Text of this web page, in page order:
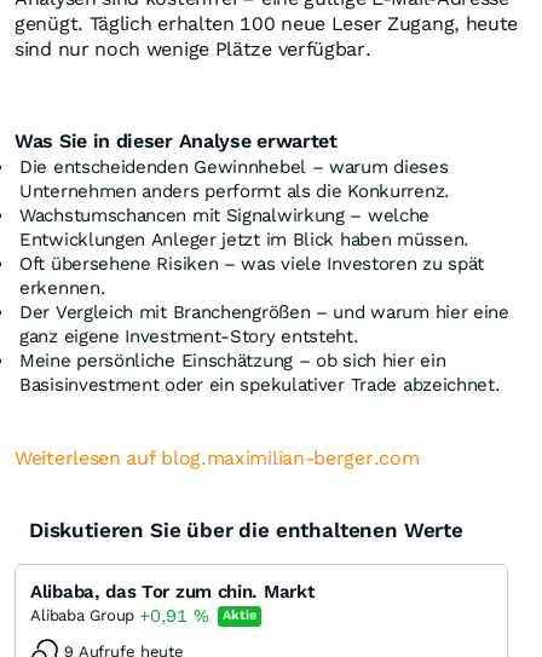
genügt. Täglich erhalten 100 neue Leser Zugang, heute
sind nur noch wenige Plätze verfügbar.
Was Sie in dieser Analyse erwartet
Die entscheidenden Gewinnhebel – warum dieses
Unternehmen anders performt als die Konkurrenz.
Wachstumschancen mit Signalwirkung – welche
Entwicklungen Anleger jetzt im Blick haben müssen.
Oft übersehene Risiken – was viele Investoren zu spät
erkennen.
Der Vergleich mit Branchengrößen – und warum hier eine
ganz eigene Investment-Story entsteht.
Meine persönliche Einschätzung – ob sich hier ein
Basisinvestment oder ein spekulativer Trade abzeichnet.
Weiterlesen auf blog.maximilian-berger.com
Diskutieren Sie über die enthaltenen Werte
Alibaba, das Tor zum chin. Markt
Alibaba Group +0,91 % Aktie
9 Aufrufe heute